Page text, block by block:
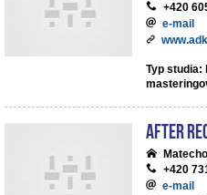
+420
e-mail
Typ studia:
After
+420
e-mail